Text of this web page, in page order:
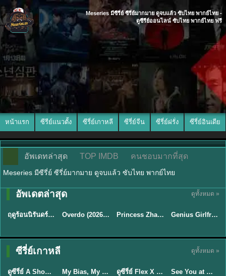
Meseries มีซีรี่ย์ ซีรี่ย์มากมาย ดูจบแล้ว ซับไทย พากย์ไทย -
ดูซีรีย์ออนไลน์ ซับไทย พากย์ไทย ฟรี
หน้าแรก ซีรีย์แนวตั้ง ซีรี่ย์เกาหลี ซีรี่ย์จีน ซีรี่ย์ฝรั่ง ซีรี่ย์อินเดีย
อัพเดทล่าสุด TOP IMDB คนชอบมากที่สุด
Meseries มีซีรี่ย์ ซีรี่ย์มากมาย ดูจบแล้ว ซับไทย พากย์ไทย
อัพเดตล่าสุด ดูทั้งหมด »
★8.8
พากย์ไทย
ฤดูร้อนนิรันดร์ (2026) Never-Ending Summer พากย์ไทย EP.1-29 Overdo (2026) รักเกินแค้น พากย์ไทย ซับไทย EP1-33 (จบ) ★8
พากย์ไทย/ซับ
Princess Zhaoyang องค์หญิงเจาหยาง (2026) พากย์ไทย ซับไทย EP.1-18 ★9
พากย์ไทย/ซับ
Genius Girlfriend แฟนสาวอัจฉริยะ (2026) พากย์ไทย ซับไทย EP.1-28
ซีรี่ย์เกาหลี ดูทั้งหมด »
★8 EP.16
พากย์ไทย
TH EP. 16
ดูซีรี่ย์ A Shop for Killers 2 ร้านลับนักฆ่า ซีซัน 2 (2026) ซับไทย-พากย์ไทย My Bias, My Boss เมื่อเมนฉันเป็นประธานบริษัท (2026) พากย์ไทย ซับไทย EP.1-12 ★8 EP.16
Sub EP. 16 | TH
ดูซีรี่ย์ Flex X Cop คุณชายสายสืบ (2024) พากย์ไทย-ซับไทย EP.1-16 (จบ) ★9
ซับไทย | พากย์
Sub EP. 8 | TH
See You at Work Tomorrow! เจอกันที่ออฟฟิศพรุ่งนี้นะ พากย์ไทย